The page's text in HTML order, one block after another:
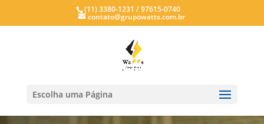
(11) 3380-1231 / 97615-0740
contato@grupowatts.com.br
Escolha uma Página